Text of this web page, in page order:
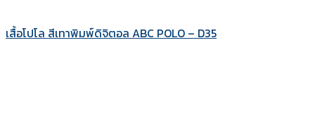
เสื้อโปโล สีเทาพิมพ์ดิจิตอล ABC POLO – D35